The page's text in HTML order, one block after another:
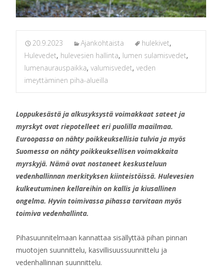
20.9.2023 Ajankohtaista hulekivet,
Hulevedet, hulevesien hallinta, lumen sulamisvedet,
lumenaurauspaikka, valumisvedet, veden
imeyttäminen piha-alueilla
Loppukesästä ja alkusyksystä voimakkaat sateet ja
myrskyt ovat riepotelleet eri puolilla maailmaa.
Euroopassa on nähty poikkeuksellisia tulvia ja myös
Suomessa on nähty poikkeuksellisen voimakkaita
myrskyjä. Nämä ovat nostaneet keskusteluun
vedenhallinnan merkityksen kiinteistöissä. Hulevesien
kulkeutuminen kellareihin on kallis ja kiusallinen
ongelma. Hyvin toimivassa pihassa tarvitaan myös
toimiva vedenhallinta.
Pihasuunnitelmaan kannattaa sisällyttää pihan pinnan
muotojen suunnittelu, kasvillisuussuunnittelu ja
vedenhallinnan suunnittelu.